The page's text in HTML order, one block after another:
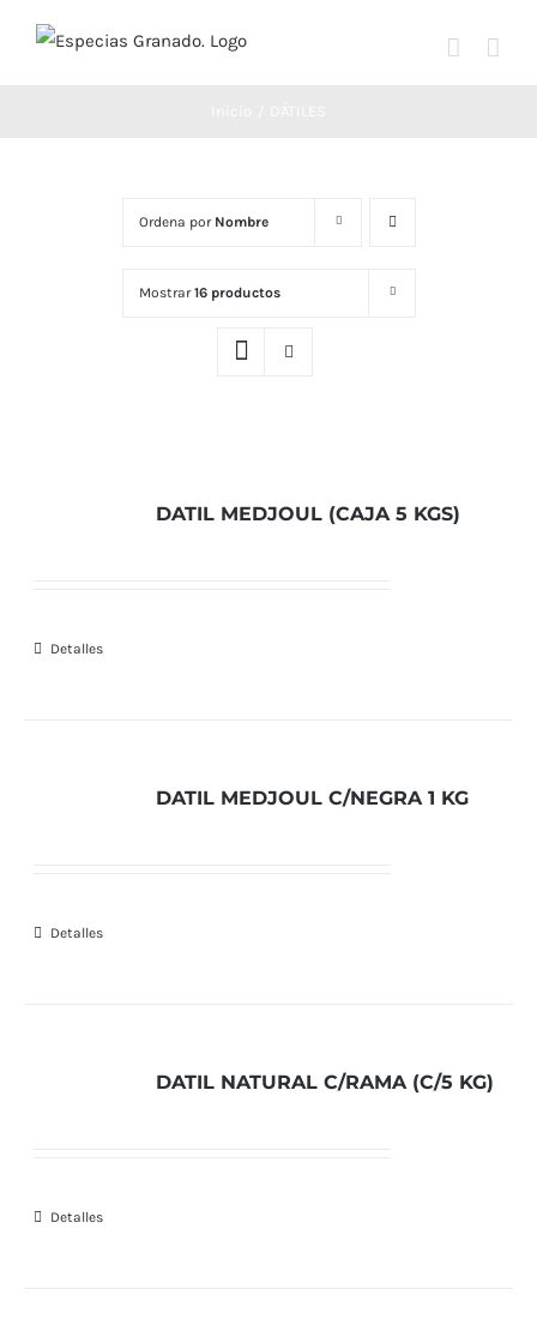
Ordena por Nombre
Mostrar16 productos
DATIL MEDJOUL (CAJA 5 KGS)
Detalles
DATIL MEDJOUL C/NEGRA 1 KG
Detalles
DATIL NATURAL C/RAMA (C/5 KG)
Detalles